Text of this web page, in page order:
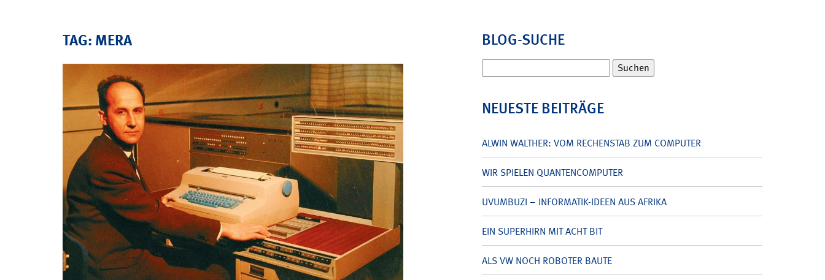
TAG: MERA BLOG-SUCHE
nach:
NEUESTE BEITRÄGE
ALWIN WALTHER: VOM RECHENSTAB ZUM COMPUTER
WIR SPIELEN QUANTENCOMPUTER
UVUMBUZI – INFORMATIK-IDEEN AUS AFRIKA
EIN SUPERHIRN MIT ACHT BIT
ALS VW NOCH ROBOTER BAUTE